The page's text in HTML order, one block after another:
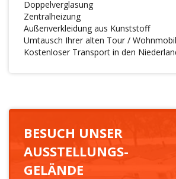
Doppelverglasung
Zentralheizung
Außenverkleidung aus Kunststoff
Umtausch Ihrer alten Tour /
Kostenloser Transport in den
BESUCH UNSER
AUSSTELLUNGS-
GELÄNDE